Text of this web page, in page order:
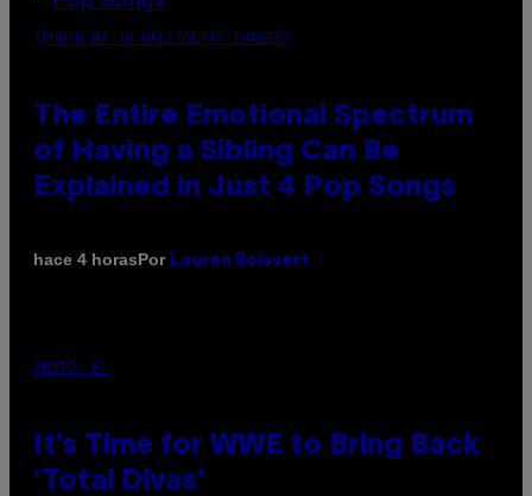
(PHOTO BY JO HALE/GETTY IMAGES)
The Entire Emotional Spectrum
of Having a Sibling Can Be
Explained in Just 4 Pop Songs
hace 4 horasPor Lauren Boisvert
PHOTO: E!
It’s Time for WWE to Bring Back
‘Total Divas’